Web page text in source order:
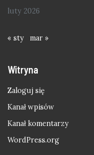
luty 2026
« sty mar »
Witryna
Zaloguj się
Kanał wpisów
Kanał komentarzy
WordPress.org